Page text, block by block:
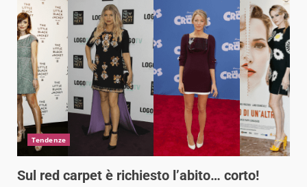
Tendenze
Sul red carpet è richiesto l’abito… corto!